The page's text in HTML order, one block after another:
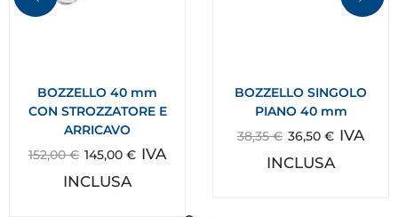
BOZZELLO 40 mm
CON STROZZATORE E
ARRICAVO
152,00€ 145,00 € IVA
INCLUSA
BOZZELLO SINGOLO
PIANO 40 mm
38,35€ 36,50 € IVA
INCLUSA